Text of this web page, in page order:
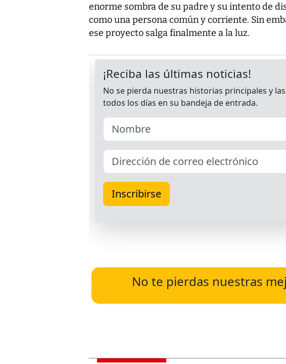
enorme sombra de su padre y su intento de
como una persona común y corriente. Sin
ese proyecto salga finalmente a la luz.
No te pierdas nuestras